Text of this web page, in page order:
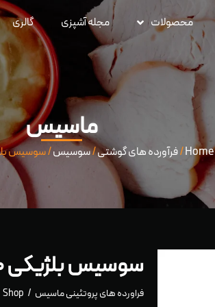
محصولات مجله آشپزی گالری
ماسیس
Home
/فرآورده های گوشتی/سوسیس/ سوسیس بلژیکی
سوسیس بلژیکی ۴۰درصد ۱۰۰۰گرم
فراورده های پروتئینی ماسیس Shop